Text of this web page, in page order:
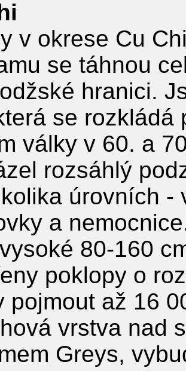
v okrese Cu
se táhnou
hranici.
se rozkládá
války v 60. a
rozsáhlý
úrovních -
a
80-160
poklopy o
pojmout až 16
vrstva nad
Greys,